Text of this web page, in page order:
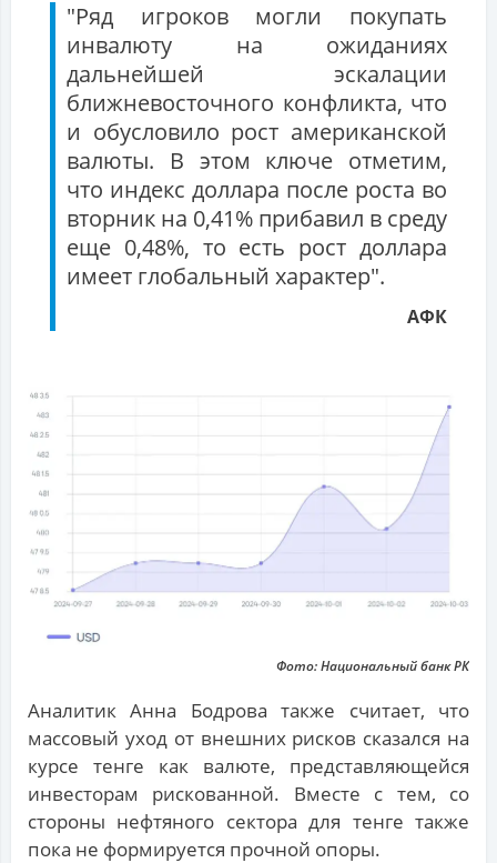
"Ряд игроков могли покупать
инвалюту на ожиданиях
дальнейшей эскалации
ближневосточного конфликта, что
и обусловило рост американской
валюты. В этом ключе отметим,
что индекс доллара после роста во
вторник на 0,41% прибавил в среду
еще 0,48%, то есть рост доллара
имеет глобальный характер".
АФК
Фото: Национальный банк РК
Аналитик Анна Бодрова также считает, что
массовый уход от внешних рисков сказался на
курсе тенге как валюте, представляющейся
инвесторам рискованной. Вместе с тем, со
стороны нефтяного сектора для тенге также
пока не формируется прочной опоры.